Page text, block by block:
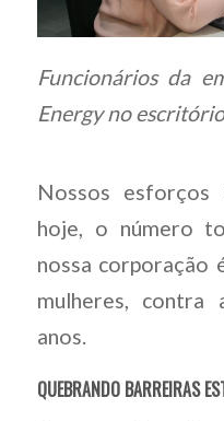
Funcionários da
Energy no
Nossos esforços
hoje, o número
nossa corporação
mulheres, contra
anos.
QUEBRANDO BARREIRAS